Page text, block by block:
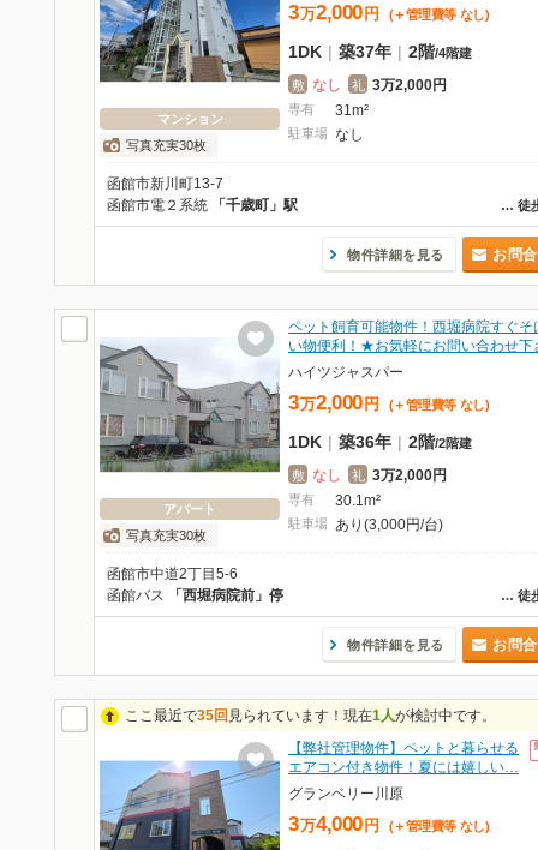
マンション
写真充実30枚
3万2,000 円 (＋管理費等 なし)
1DK | 築37年 | 2階/4階建
敷 なし 礼 3万2,000円
専有 31m²
駐車場 なし
函館市新川町13-7
… 徒
函館市電２系統 「千歳町」駅
物件詳細を見る お問
アパート
写真充実30枚
ペット飼育可能物件！西堀病院すぐそ
い物便利！★お気軽にお問い合わせ
ハイツジャスパー
3万2,000 円 (＋管理費等 なし)
1DK | 築36年 | 2階/2階建
敷 なし 礼 3万2,000円
専有 30.1m²
駐車場 あり(3,000円/台)
函館市中道2丁目5-6
… 徒
函館バス 「西堀病院前」停
物件詳細を見る お問
ここ最近で35回 見られています！現在1人が検討中です。
【弊社管理物件】ペットと暮らせる
エアコン付き物件！夏には嬉しい…
グランベリー川原
3万4,000 円 (＋管理費等 なし)